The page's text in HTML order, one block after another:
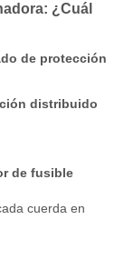
¿Cuál
de protección
distribuido
de fusible
cuerda en